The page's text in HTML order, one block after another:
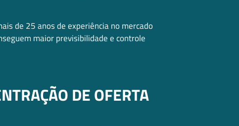
de 25 anos de experiência no mercado
maior previsibilidade e controle
DE OFERTA